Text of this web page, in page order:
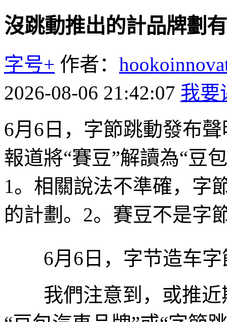
沒跳動推出的計品牌劃
字号+ 作者：
2026-08-06 21:42:07 我要
6月6日，字節跳動發布
報道將“賽豆”解讀為“豆
1。相關說法不準確，字
的計劃。2。賽豆不是字
6月6日，字节造车字
我們注意到，或推近